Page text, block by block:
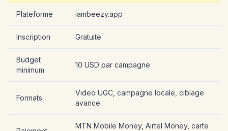
Plateforme iambeezy.app
Inscription Gratuite
Budget
minimum
10 USD par campagne
Formats
Video UGC, campagne locale, ciblage
avance
MTN Mobile Money, Airtel Money, carte